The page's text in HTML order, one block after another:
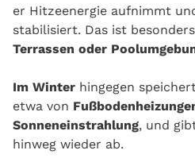
er Hitzeenergie aufnimmt
stabilisiert. Das ist
Terrassen oder
Im Winter hingegen
etwa von
Sonneneinstrahlung, und
hinweg wieder ab.